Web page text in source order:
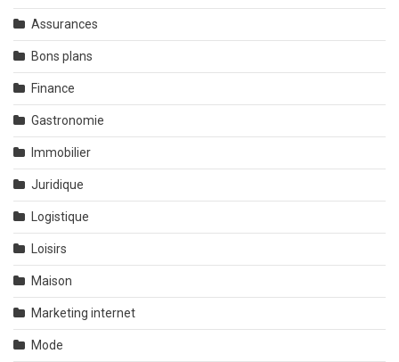
Assurances
Bons plans
Finance
Gastronomie
Immobilier
Juridique
Logistique
Loisirs
Maison
Marketing internet
Mode